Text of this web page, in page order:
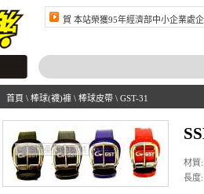
賀 本站榮獲95年經濟部中小企業處
首頁 \ 棒球(襪)褲 \ 棒球皮帶 \ GST-31
材質
長度